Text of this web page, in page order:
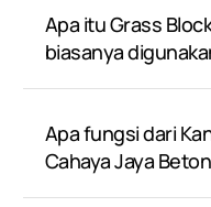
Apa itu Grass
biasanya
Apa fungsi dari
Cahaya Jaya